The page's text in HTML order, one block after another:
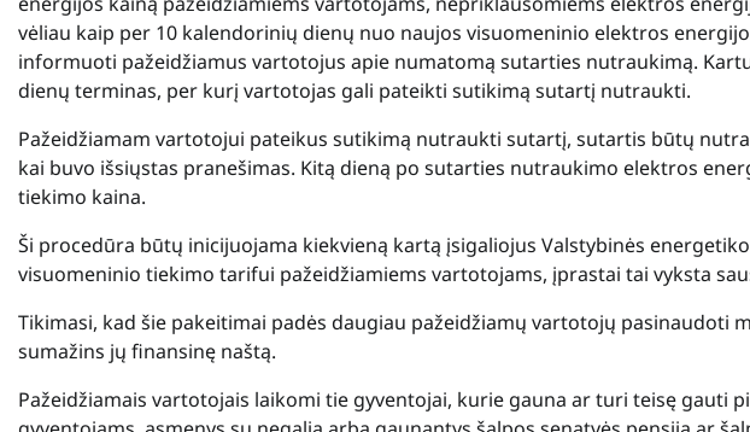
vėliau kaip per 10 kalendorinių dienų nuo naujos visuomeninio elektros
informuoti pažeidžiamus vartotojus apie numatomą sutarties nutraukimą.
dienų terminas, per kurį vartotojas gali pateikti sutikimą sutartį nutraukti.
Pažeidžiamam vartotojui pateikus sutikimą nutraukti sutartį, sutartis būtų
kai buvo išsiųstas pranešimas. Kitą dieną po sutarties nutraukimo elektros
tiekimo kaina.
Ši procedūra būtų inicijuojama kiekvieną kartą įsigaliojus Valstybinės
visuomeninio tiekimo tarifui pažeidžiamiems vartotojams, įprastai tai vyksta
Tikimasi, kad šie pakeitimai padės daugiau pažeidžiamų vartotojų pasinaudoti
sumažins jų finansinę naštą.
Pažeidžiamais vartotojais laikomi tie gyventojai, kurie gauna ar turi teisę gauti